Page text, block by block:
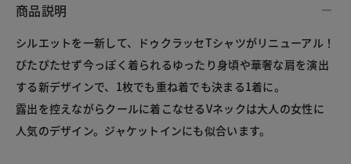
商品説明
シルエットを一新して、ドゥクラッセTシャツがリニューアル！
ぴたぴたせず今っぽく着られるゆったり身頃や華奢な肩を演出
する新デザインで、1枚でも重ね着でも決まる1着に。
露出を控えながらクールに着こなせるVネックは大人の女性に
人気のデザイン。ジャケットインにも似合います。